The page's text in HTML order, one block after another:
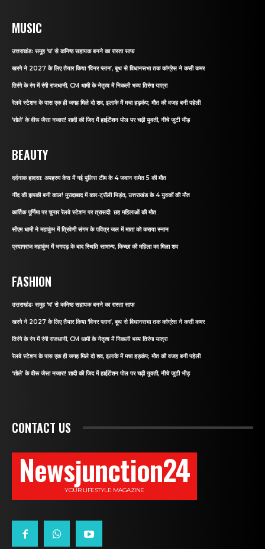
MUSIC
उत्तराखंडः समूह ‘घ’ से कनिष्ठ सहायक बनने का रास्ता साफ
खरगे ने 2027 के लिए तैयार किया ‘विनर प्लान’, बूथ से विधानसभा तक कांग्रेस ने कसी कमर
तिरंगे के रंग में रंगी राजधानी, CM धामी के नेतृत्व में निकली भव्य तिरंगा यात्रा
रेलवे स्टेशन के पास एक ही जगह मिले दो शव, इलाके में मचा हड़कंप; मौत की वजह बनी पहेली
‘शोले’ के वीरू जैसा नजारा! शादी की जिद में हाईटेंशन पोल पर चढ़ी युवती, नीचे जुटी भीड़
BEAUTY
दर्दनाक हादसा: अपहरण केस में गई पुलिस टीम के 4 जवान समेत 5 की मौत
नींद की झपकी बनी काल! मुरादाबाद में कार-ट्रॉली भिड़ंत, उत्तराखंड के 4 युवकों की मौत
कार्तिक पूर्णिमा पर चुनार रेलवे स्टेशन पर त्रासदी: छह महिलाओं की मौत
सीएम धामी ने महाकुंभ में त्रिवेणी संगम के पवित्र जल में माता को कराया स्नान
प्रयागराज महाकुंभ में भगदड़ के बाद स्थिति सामान्य, किच्छा की महिला का मिला शव
FASHION
उत्तराखंडः समूह ‘घ’ से कनिष्ठ सहायक बनने का रास्ता साफ
खरगे ने 2027 के लिए तैयार किया ‘विनर प्लान’, बूथ से विधानसभा तक कांग्रेस ने कसी कमर
तिरंगे के रंग में रंगी राजधानी, CM धामी के नेतृत्व में निकली भव्य तिरंगा यात्रा
रेलवे स्टेशन के पास एक ही जगह मिले दो शव, इलाके में मचा हड़कंप; मौत की वजह बनी पहेली
‘शोले’ के वीरू जैसा नजारा! शादी की जिद में हाईटेंशन पोल पर चढ़ी युवती, नीचे जुटी भीड़
CONTACT US
Newsjunction24
YOUR LIFESTYLE MAGAZINE